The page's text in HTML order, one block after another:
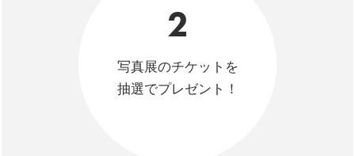
2
写真展のチケットを
抽選でプレゼント！